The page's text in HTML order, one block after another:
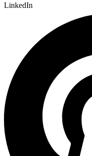
LinkedIn